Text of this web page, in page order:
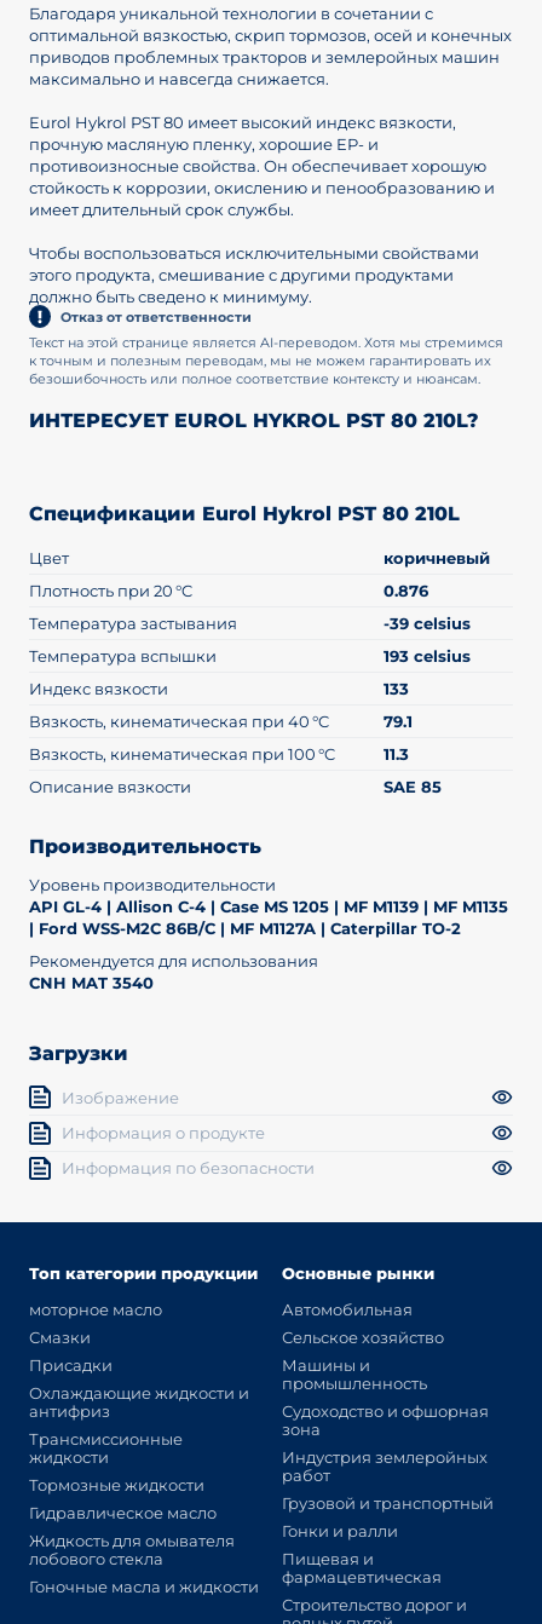
Благодаря уникальной технологии в сочетании с
оптимальной вязкостью, скрип тормозов, осей и конечных
приводов проблемных тракторов и землеройных машин
максимально и навсегда снижается.
Eurol Hykrol PST 80 имеет высокий индекс вязкости,
прочную масляную пленку, хорошие EP- и
противоизносные свойства. Он обеспечивает хорошую
стойкость к коррозии, окислению и пенообразованию и
имеет длительный срок службы.
Чтобы воспользоваться исключительными свойствами
этого продукта, смешивание с другими продуктами
должно быть сведено к минимуму.
Отказ от ответственности
Текст на этой странице является AI-переводом. Хотя мы стремимся
к точным и полезным переводам, мы не можем гарантировать их
безошибочность или полное соответствие контексту и нюансам.
ИНТЕРЕСУЕТ EUROL HYKROL PST 80 210L?
Спецификации Eurol Hykrol PST 80 210L
Цвет
коричневый
Плотность при 20 °C
0.876
Температура застывания
-39 celsius
Температура вспышки
193 celsius
Индекс вязкости
133
Вязкость, кинематическая при 40 °C
79.1
Вязкость, кинематическая при 100 °C
11.3
Описание вязкости
SAE 85
Производительность
Уровень производительности
API GL-4 | Allison C-4 | Case MS 1205 | MF M1139 | MF M1135
| Ford WSS-M2C 86B/C | MF M1127A | Caterpillar TO-2
Рекомендуется для использования
CNH MAT 3540
Загрузки
Изображение
Информация о продукте
Информация по безопасности
Топ категории продукции
моторное масло
Смазки
Присадки
Охлаждающие жидкости и
антифриз
Трансмиссионные
жидкости
Тормозные жидкости
Гидравлическое масло
Жидкость для омывателя
лобового стекла
Гоночные масла и жидкости
Основные рынки
Автомобильная
Сельское хозяйство
Машины и
промышленность
Судоходство и офшорная
зона
Индустрия землеройных
работ
Грузовой и транспортный
Гонки и ралли
Пищевая и
фармацевтическая
Строительство дорог и